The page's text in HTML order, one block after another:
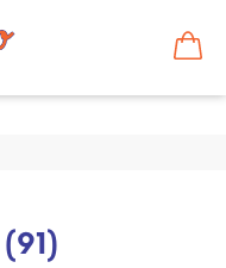
(91)